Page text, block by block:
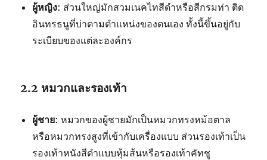
ผู้หญิง: ส่วนใหญ่มักสวมเนคไทสีดำหรือสีกรมท่า ติด
อินทรธนูที่บ่าตามตำแหน่งของตนเอง ทั้งนี้ขึ้นอยู่กับ
ระเบียบของแต่ละองค์กร
2.2 หมวกและรองเท้า
ผู้ชาย: หมวกของผู้ชายมักเป็นหมวกทรงหม้อตาล
หรือหมวกทรงสูงที่เข้ากับเครื่องแบบ ส่วนรองเท้าเป็น
รองเท้าหนังสีดำแบบหุ้มส้นหรือรองเท้าคัทชู